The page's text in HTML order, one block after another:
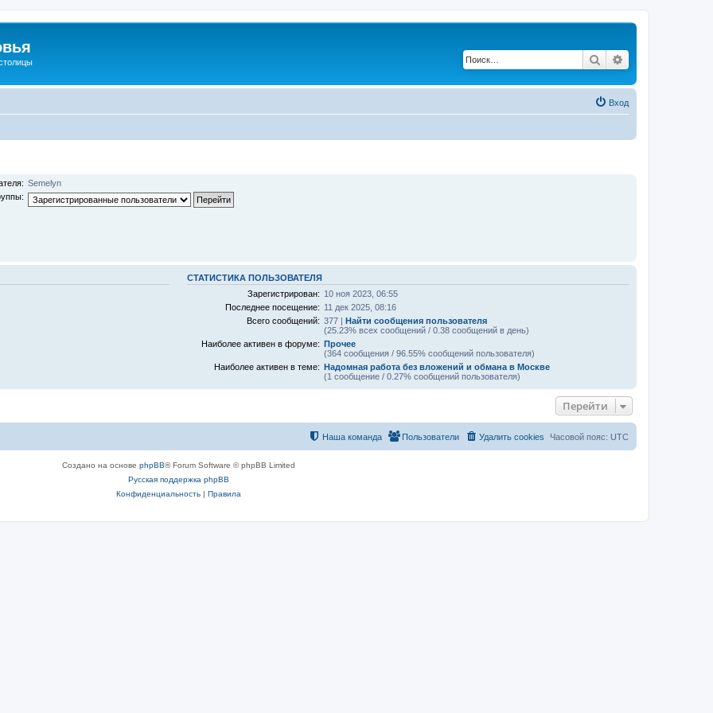
Поиск
Вход
Semelyn
СТАТИСТИКА ПОЛЬЗОВАТЕЛЯ
Зарегистрирован: 10 ноя 2023, 06:55
Последнее посещение: 11 дек 2025, 08:16
Всего сообщений: 377 | Найти сообщения пользователя
(25.23% всех сообщений / 0.38 сообщений в день)
Наиболее активен в форуме: Прочее
(364 сообщения / 96.55% сообщений пользователя)
Наиболее активен в теме: Надомная работа без вложений и обмана в Москве
(1 сообщение / 0.27% сообщений пользователя)
Перейти
Часовой пояс: UTC
Удалить cookies
Пользователи
Наша команда
Создано на основе phpBB® Forum Software © phpBB Limited
Русская поддержка phpBB
Конфиденциальность| Правила